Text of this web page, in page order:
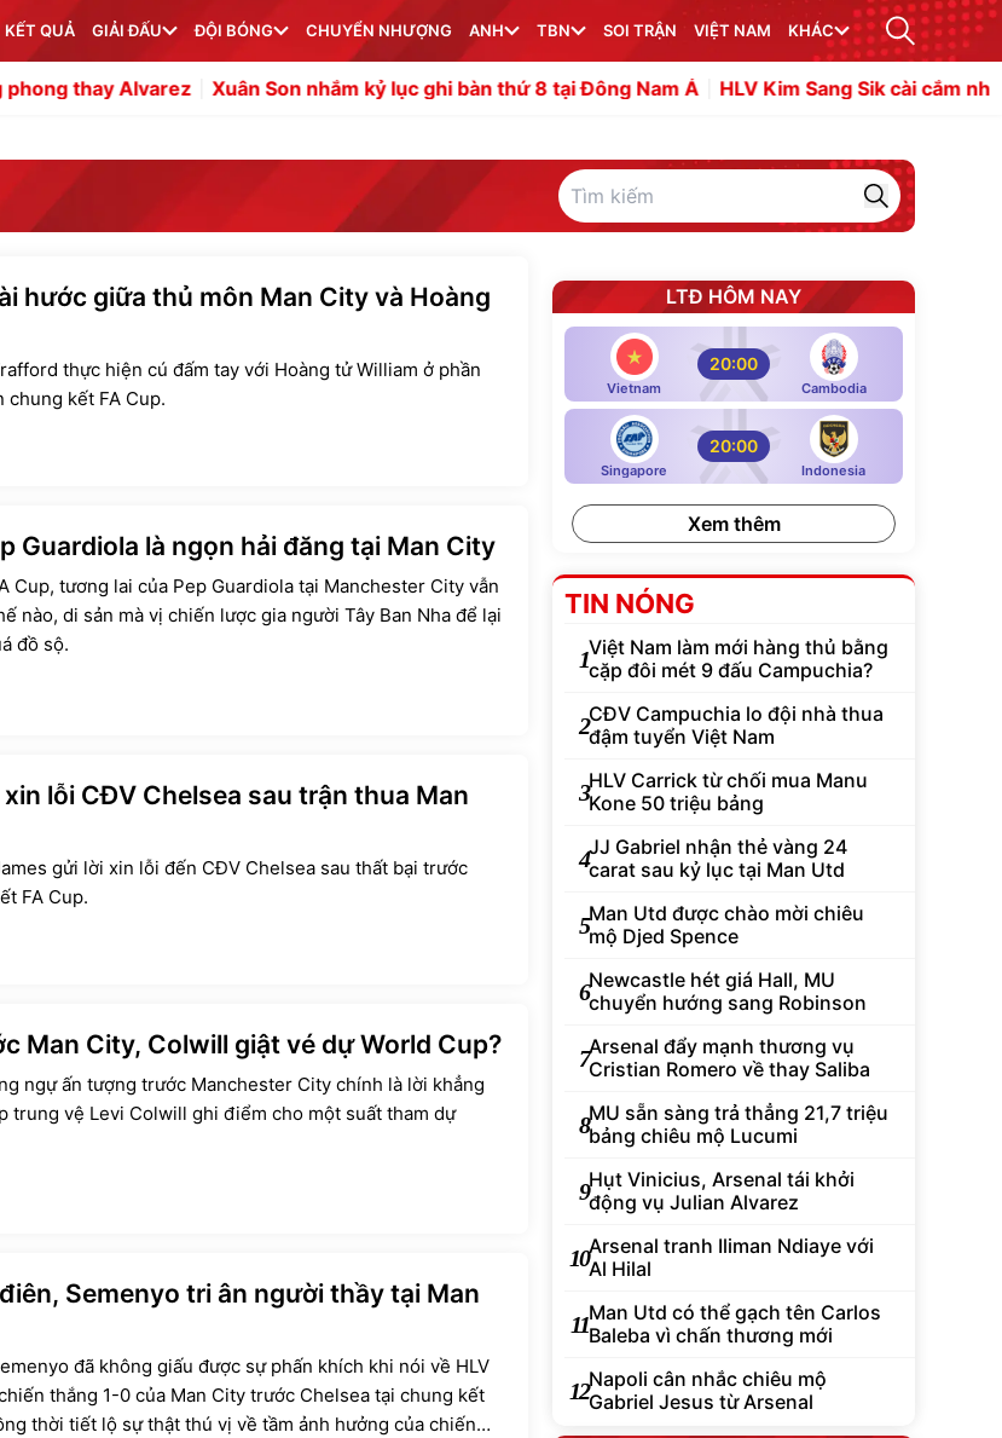
KẾT QUẢ GIẢI ĐẤU ĐỘI BÓNG CHUYỂN NHƯỢNG ANH TBN SOI TRẬN VIỆT NAM KHÁC
Xuân Son nhắm kỷ lục ghi bàn thứ 8 tại Đông Nam Á HLV Kim Sang Sik cài cắm nhân sự ở trận
hước giữa thủ môn Man City và Hoàng
thực hiện cú đấm tay với Hoàng tử William ở phần
kết FA Cup.
Guardiola là ngọn hải đăng tại Man City
Cup, tương lai của Pep Guardiola tại Manchester City vẫn
nào, di sản mà vị chiến lược gia người Tây Ban Nha để lại
đồ sộ.
xin lỗi CĐV Chelsea sau trận thua Man
gửi lời xin lỗi đến CĐV Chelsea sau thất bại trước
FA Cup.
Man City, Colwill giật vé dự World Cup?
ngự ấn tượng trước Manchester City chính là lời khẳng
trung vệ Levi Colwill ghi điểm cho một suất tham dự
Semenyo tri ân người thầy tại Man
đã không giấu được sự phấn khích khi nói về HLV
thắng 1-0 của Man City trước Chelsea tại chung kết
thời tiết lộ sự thật thú vị về tầm ảnh hưởng của chiến
LTĐ HÔM NAY
Vietnam
20:00
Cambodia
Singapore
20:00
Indonesia
Xem thêm
TIN NÓNG
1Việt Nam làm mới hàng thủ bằng
cặp đôi mét 9 đấu Campuchia?
2CĐV Campuchia lo đội nhà thua
đậm tuyển Việt Nam
3HLV Carrick từ chối mua Manu
Kone 50 triệu bảng
4JJ Gabriel nhận thẻ vàng 24
carat sau kỷ lục tại Man Utd
5Man Utd được chào mời chiêu
mộ Djed Spence
6Newcastle hét giá Hall, MU
chuyển hướng sang Robinson
7Arsenal đẩy mạnh thương vụ
Cristian Romero về thay Saliba
8MU sẵn sàng trả thẳng 21,7 triệu
bảng chiêu mộ Lucumi
9Hụt Vinicius, Arsenal tái khởi
động vụ Julian Alvarez
10Arsenal tranh Iliman Ndiaye với
Al Hilal
11Man Utd có thể gạch tên Carlos
Baleba vì chấn thương mới
12Napoli cân nhắc chiêu mộ
Gabriel Jesus từ Arsenal